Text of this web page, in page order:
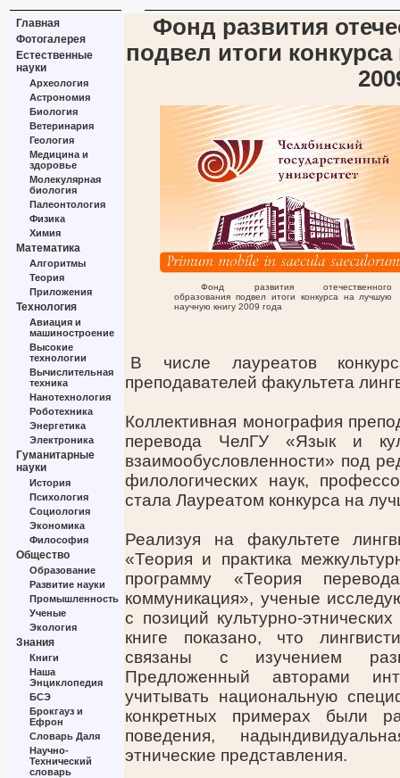
Главная
Фотогалерея
Естественные
науки
Археология
Астрономия
Биология
Ветеринария
Геология
Медицина и
здоровье
Молекулярная
биология
Палеонтология
Физика
Химия
Математика
Алгоритмы
Теория
Приложения
Технология
Авиация и
машиностроение
Высокие
технологии
Вычислительная
техника
Нанотехнология
Роботехника
Энергетика
Электроника
Гуманитарные
науки
История
Психология
Социология
Экономика
Философия
Общество
Образование
Развитие науки
Промышленность
Ученые
Экология
Знания
Книги
Наша
Энциклопедия
БСЭ
Брокгауз и
Ефрон
Словарь Даля
Научно-
Технический
словарь
Фонд развития
подвел итоги
Фонд развития отечественного
образования подвел итоги конкурса на лучшую
научную книгу 2009 года
В числе лауреатов
преподавателей факультета
Коллективная монография
перевода ЧелГУ «Язык и
взаимообусловленности» под
филологических наук,
стала Лауреатом конкурса на
Реализуя на факультете
«Теория и практика
программу «Теория
коммуникация», ученые
с позиций культурно-
книге показано, что
связаны с изучением
Предложенный авторами
учитывать национальную
конкретных примерах были
поведения,
этнические представления.